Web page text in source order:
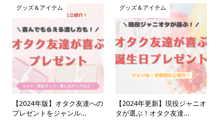
グッズ＆アイテム
【2024年版】オタク友達への
プレゼントをジャンル...
グッズ＆アイテム
【2024年更新】現役ジャニオ
タが選ぶ！オタク友達...